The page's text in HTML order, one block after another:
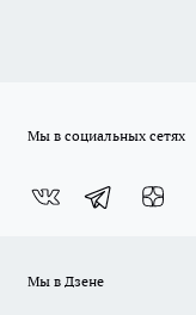
Мы в социальных сетях
Мы в Дзене